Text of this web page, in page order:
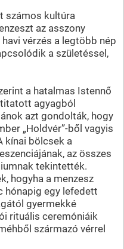
számos kultúra
az asszony
vérzés a legtöbb nép
a születéssel,
a hatalmas Istennő
agyagból
azt gondolták, hogy
„Holdvér”-ből vagyis
kínai bölcsek a
az összes
tekintették.
hogyha a menzesz
hónapig egy lefedett
gyermekké
rituális ceremóniáik
származó vérrel